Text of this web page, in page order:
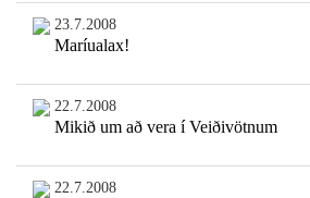
23.7.2008
Maríualax!
22.7.2008
Mikið um að vera í Veiðivötnum
22.7.2008